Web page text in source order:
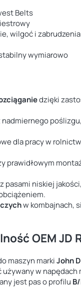
Belts
wilgoć i zabrudzenia
wymiarowo
dzięki
nadmiernego
dla pracy w
prawidłowym
pasami niskiej
w kombajnach,
OEM JD
maszyn markiJohn
używany w
jest pas o profilu